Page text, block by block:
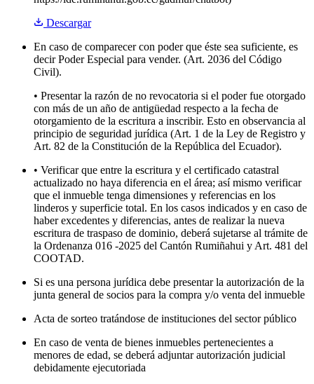
Descargar
En caso de comparecer con poder que éste sea suficiente, es
decir Poder Especial para vender. (Art. 2036 del Código
Civil).
• Presentar la razón de no revocatoria si el poder fue otorgado
con más de un año de antigüedad respecto a la fecha de
otorgamiento de la escritura a inscribir. Esto en observancia al
principio de seguridad jurídica (Art. 1 de la Ley de Registro y
Art. 82 de la Constitución de la República del Ecuador).
• Verificar que entre la escritura y el certificado catastral
actualizado no haya diferencia en el área; así mismo verificar
que el inmueble tenga dimensiones y referencias en los
linderos y superficie total. En los casos indicados y en caso de
haber excedentes y diferencias, antes de realizar la nueva
escritura de traspaso de dominio, deberá sujetarse al trámite de
la Ordenanza 016 -2025 del Cantón Rumiñahui y Art. 481 del
COOTAD.
Si es una persona jurídica debe presentar la autorización de la
junta general de socios para la compra y/o venta del inmueble
Acta de sorteo tratándose de instituciones del sector público
En caso de venta de bienes inmuebles pertenecientes a
menores de edad, se deberá adjuntar autorización judicial
debidamente ejecutoriada